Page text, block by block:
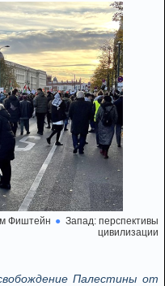
Фиштейн
Запад: перспективы
цивилизации
Палестины от